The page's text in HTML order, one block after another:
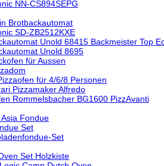
NN-CS894SEPG
Brotbackautomat
SD-ZB2512KXE
Unold 68415 Backmeister Top
Unold 8695
für Aussen
für 4/6/8 Personen
Pizzamaker Alfredo
Rommelsbacher BG1600 PizzAvanti
Asia Fondue
Set
Set
Set Holzkiste